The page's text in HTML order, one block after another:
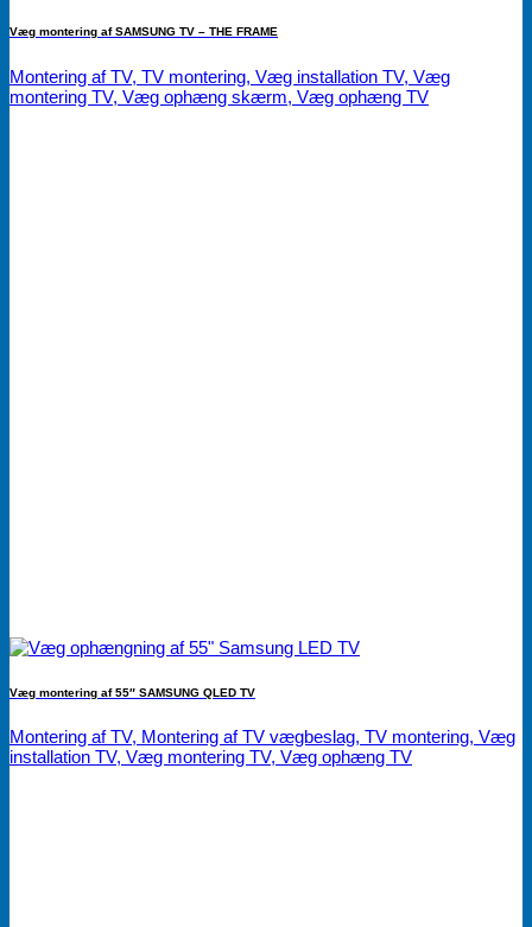
Væg montering af SAMSUNG TV – THE FRAME
Montering af TV, TV montering, Væg installation TV, Væg
montering TV, Væg ophæng skærm, Væg ophæng TV
Væg montering af 55″ SAMSUNG QLED TV
Montering af TV, Montering af TV vægbeslag, TV montering, Væg
installation TV, Væg montering TV, Væg ophæng TV